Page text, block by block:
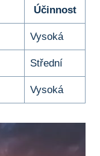
Účinnost
Vysoká
Střední
Vysoká